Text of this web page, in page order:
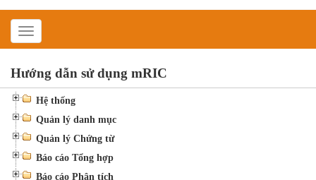
Hướng dẫn sử dụng mRIC
Hệ thống
Quản lý danh mục
Quản lý Chứng từ
Báo cáo Tổng hợp
Báo cáo Phân tích